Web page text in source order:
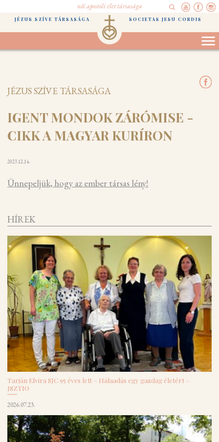
női apostoli élet társasága
JÉZUS SZÍVE TÁRSASÁGA SOCIETAS JESU CORDIS
JÉZUS SZÍVE TÁRSASÁGA
IGENT MONDOK ZÁRÓMISE -
CIKK A MAGYAR KURÍRON
2023.12.14.
Ünnepeljük, hogy az ember társas lény!
HÍREK
Tarján Elvira SJC 95 éves lett – Hálaadás egy gazdag életért –
JSZTIO
2026.07.23.